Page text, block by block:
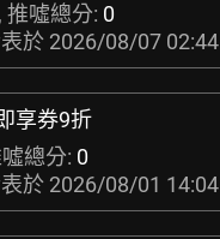
推噓總分: 0
於 2026/08/07 02:44
享券9折
總分: 0
於 2026/08/01 14:04